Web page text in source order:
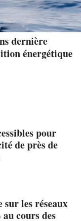
dernière
énergétique
pour
de près de
sur les réseaux
cours des